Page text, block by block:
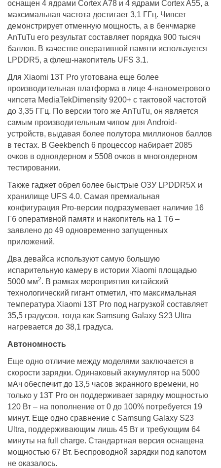
оснащен 4 ядрами Cortex A78 и 4 ядрами Cortex A55, а
максимальная частота достигает 3,1 ГГц. Чипсет
демонстрирует отменную мощность, а в бенчмарке
AnTuTu его результат составляет порядка 900 тысяч
баллов. В качестве оперативной памяти используется
LPDDR5, а флеш-накопитель UFS 3.1.
Для Xiaomi 13Т Pro уготована еще более
производительная платформа в лице 4-нанометрового
чипсета MediaTekDimensity 9200+ с тактовой частотой
до 3,35 ГГц. По версии того же AnTuTu, он является
самым производительным чипом для Android-
устройств, выдавая более полутора миллионов баллов
в тестах. В Geekbench 6 процессор набирает 2085
очков в одноядерном и 5508 очков в многоядерном
тестировании.
Также гаджет обрел более быстрые ОЗУ LPDDR5Х и
хранилище UFS 4.0. Самая премиальная
конфигурация Pro-версии подразумевает наличие 16
Гб оперативной памяти и накопитель на 1 Тб –
заявлено до 49 одновременно запущенных
приложений.
Два девайса используют самую большую
испарительную камеру в истории Xiaomi площадью
5000 мм2. В рамках мероприятия китайский
технологический гигант отметил, что максимальная
температура Xiaomi 13Т Pro под нагрузкой составляет
35,5 градусов, тогда как Samsung Galaxy S23 Ultra
нагревается до 38,1 градуса.
Автономность
Еще одно отличие между моделями заключается в
скорости зарядки. Одинаковый аккумулятор на 5000
мАч обеспечит до 13,5 часов экранного времени, но
только у 13Т Pro он поддерживает зарядку мощностью
120 Вт – на пополнение от 0 до 100% потребуется 19
минут. Еще одно сравнение с Samsung Galaxy S23
Ultra, поддерживающим лишь 45 Вт и требующим 64
минуты на full charge. Стандартная версия оснащена
мощностью 67 Вт. Беспроводной зарядки под капотом
не оказалось.